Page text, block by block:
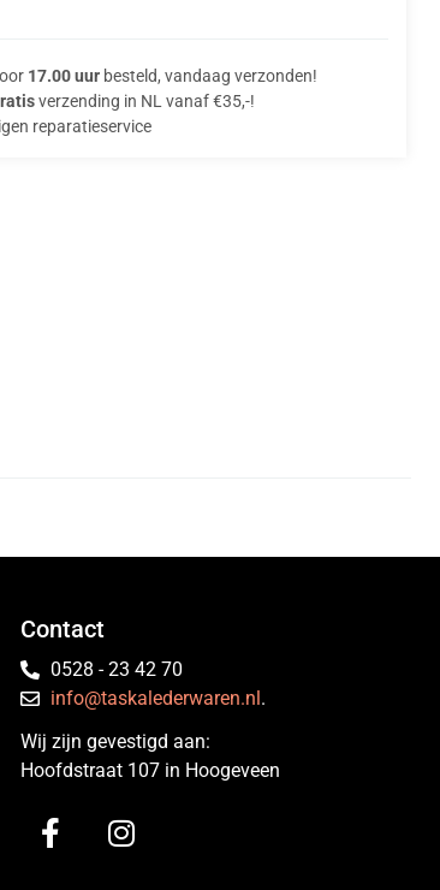
17.00 uurbesteld, vandaag verzonden!
verzending in NL vanaf €35,-!
reparatieservice
Contact
0528 - 23 42 70
info@taskalederwaren.nl.
Wij zijn gevestigd aan:
Hoofdstraat 107 in Hoogeveen